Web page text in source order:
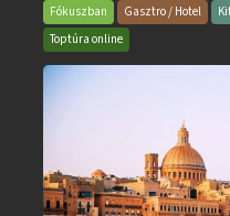
és
Gyógyfürdő
Fókuszban Gasztro / Hotel
Toptúra online